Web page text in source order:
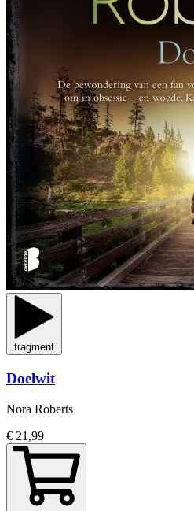
fragment
Doelwit
Nora Roberts
€ 21,99